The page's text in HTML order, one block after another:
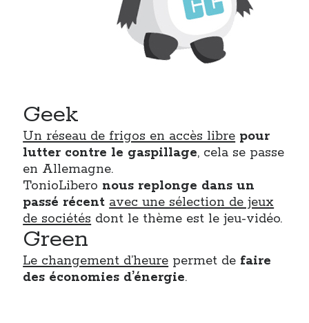
Geek
Un réseau de frigos en accès libre pour
lutter contre le gaspillage, cela se passe
en Allemagne.
TonioLibero nous replonge dans un
passé récent avec une sélection de jeux
de sociétés dont le thème est le jeu-vidéo.
Green
Le changement d’heure permet de faire
des économies d’énergie.